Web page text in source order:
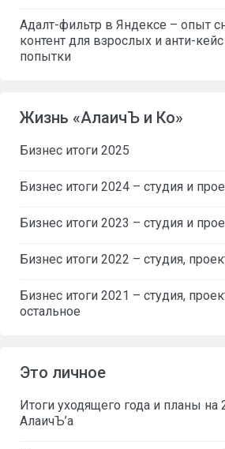
Адалт-фильтр в Яндексе – опыт
контент для взрослых и анти-
попытки
Жизнь «АлаичЪ и Ко»
Бизнес итоги 2025
Бизнес итоги 2024 – студия и
Бизнес итоги 2023 – студия и
Бизнес итоги 2022 – студия,
Бизнес итоги 2021 – студия,
остальное
Это личное
Итоги уходящего года и планы на
АлаичЪ’а